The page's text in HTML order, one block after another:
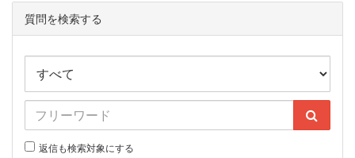
質問を検索する
返信も検索対象にする